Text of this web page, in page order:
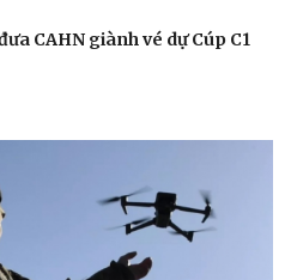
CAHN giành vé dự Cúp C1